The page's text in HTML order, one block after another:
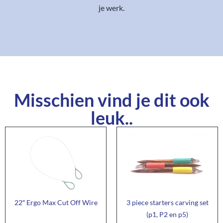
je werk.
Misschien vind je dit ook
leuk..
22″ Ergo Max Cut Off Wire
3 piece starters carving set
(p1, P2 en p5)